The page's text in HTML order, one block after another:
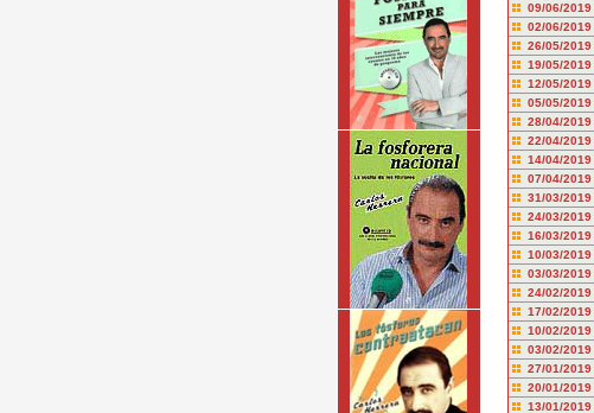
09/06/2019
02/06/2019
26/05/2019
19/05/2019
12/05/2019
05/05/2019
28/04/2019
22/04/2019
14/04/2019
07/04/2019
31/03/2019
24/03/2019
16/03/2019
10/03/2019
03/03/2019
24/02/2019
17/02/2019
10/02/2019
03/02/2019
27/01/2019
20/01/2019
13/01/2019